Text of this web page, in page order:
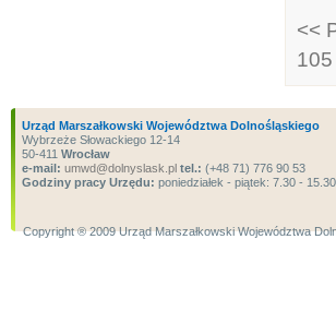
<<
105
Urząd Marszałkowski Województwa Dolnośląskiego
Wybrzeże Słowackiego 12-14
50-411 Wrocław
e-mail: umwd@dolnyslask.pl tel.: (+48 71) 776 90 53
Godziny pracy Urzędu: poniedziałek - piątek: 7.30 - 15.30
Copyright ® 2009 Urząd Marszałkowski Województwa